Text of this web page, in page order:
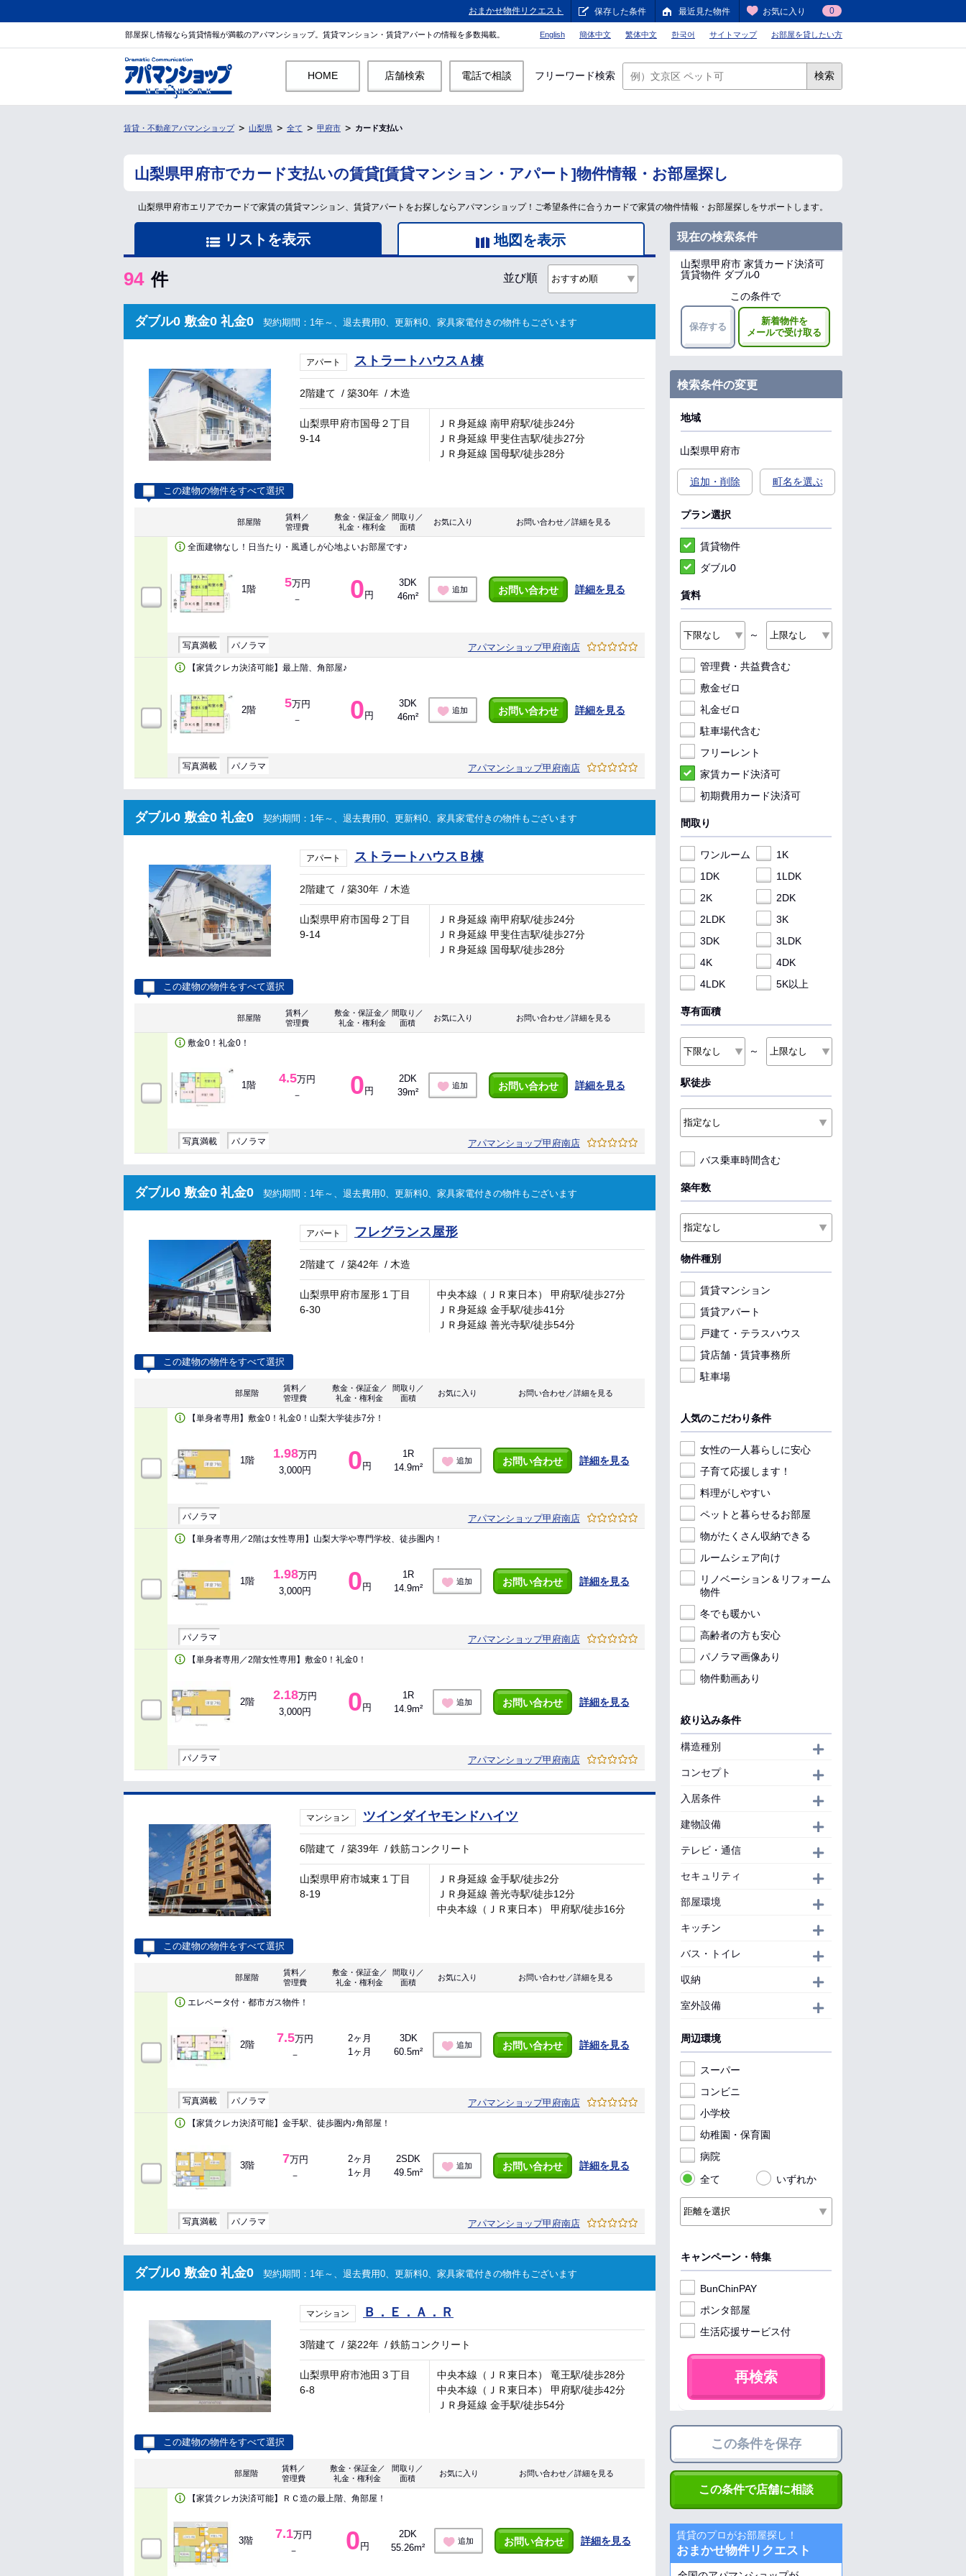
おまかせ物件リクエスト 保存した条件 最近見た物件 お気に入り 0
部屋探し情報なら賃貸情報が満載のアパマンショップ。賃貸マンション・賃貸アパートの情報を多数掲載。 English 簡体中文 繁体中文 한국어 サイトマップ お部屋を貸したい方
HOME 店舗検索 電話で相談 フリーワード検索 検索
賃貸・不動産アパマンショップ 山梨県 全て 甲府市 カード支払い
山梨県甲府市でカード支払いの賃貸[賃貸マンション・アパート]物件情報・お部屋探し
山梨県甲府市エリアでカードで家賃の賃貸マンション、賃貸アパートをお探しならアパマンショップ！ご希望条件に合うカードで家賃の物件情報・お部屋探しをサポートします。
リストを表示 地図を表示
94 件 並び順
ダブル0 敷金0 礼金0 契約期間：1年～、退去費用0、更新料0、家具家電付きの物件もございます
アパート ストラートハウスＡ棟
2階建て /築30年 / 木造
山梨県甲府市国母２丁目
9-14
ＪＲ身延線 南甲府駅/徒歩24分
ＪＲ身延線 甲斐住吉駅/徒歩27分
ＪＲ身延線 国母駅/徒歩28分
この建物の物件をすべて選択
部屋階
賃料／
管理費
敷金・保証金／
礼金・権利金
間取り／
面積
お気に入り お問い合わせ／詳細を見る
全面建物なし！日当たり・風通しが心地よいお部屋です♪
1階 5万円
－
0 円
3DK
46m²
追加 お問い合わせ 詳細を見る
写真満載 パノラマ アパマンショップ甲府南店
【家賃クレカ決済可能】最上階、角部屋♪
2階 5万円
－
0 円
3DK
46m²
追加 お問い合わせ 詳細を見る
写真満載 パノラマ アパマンショップ甲府南店
ダブル0 敷金0 礼金0 契約期間：1年～、退去費用0、更新料0、家具家電付きの物件もございます
アパート ストラートハウスＢ棟
2階建て /築30年 / 木造
山梨県甲府市国母２丁目
9-14
ＪＲ身延線 南甲府駅/徒歩24分
ＪＲ身延線 甲斐住吉駅/徒歩27分
ＪＲ身延線 国母駅/徒歩28分
この建物の物件をすべて選択
部屋階
賃料／
管理費
敷金・保証金／
礼金・権利金
間取り／
面積
お気に入り お問い合わせ／詳細を見る
敷金0！礼金0！
1階 4.5万円
－
0 円
2DK
39m²
追加 お問い合わせ 詳細を見る
写真満載 パノラマ アパマンショップ甲府南店
ダブル0 敷金0 礼金0 契約期間：1年～、退去費用0、更新料0、家具家電付きの物件もございます
アパート フレグランス屋形
2階建て /築42年 / 木造
山梨県甲府市屋形１丁目
6-30
中央本線（ＪＲ東日本） 甲府駅/徒歩27分
ＪＲ身延線 金手駅/徒歩41分
ＪＲ身延線 善光寺駅/徒歩54分
この建物の物件をすべて選択
部屋階
賃料／
管理費
敷金・保証金／
礼金・権利金
間取り／
面積
お気に入り お問い合わせ／詳細を見る
【単身者専用】敷金0！礼金0！山梨大学徒歩7分！
1階 1.98万円
3,000円
0 円
1R
14.9m²
追加 お問い合わせ 詳細を見る
パノラマ アパマンショップ甲府南店
【単身者専用／2階は女性専用】山梨大学や専門学校、徒歩圏内！
1階 1.98万円
3,000円
0 円
1R
14.9m²
追加 お問い合わせ 詳細を見る
パノラマ アパマンショップ甲府南店
【単身者専用／2階女性専用】敷金0！礼金0！
2階 2.18万円
3,000円
0 円
1R
14.9m²
追加 お問い合わせ 詳細を見る
パノラマ アパマンショップ甲府南店
マンション ツインダイヤモンドハイツ
6階建て /築39年 /鉄筋コンクリート
山梨県甲府市城東１丁目
8-19
ＪＲ身延線 金手駅/徒歩2分
ＪＲ身延線 善光寺駅/徒歩12分
中央本線（ＪＲ東日本） 甲府駅/徒歩16分
この建物の物件をすべて選択
部屋階
賃料／
管理費
敷金・保証金／
礼金・権利金
間取り／
面積
お気に入り お問い合わせ／詳細を見る
エレベータ付・都市ガス物件！
2階 7.5万円
－
2ヶ月
1ヶ月
3DK
60.5m²
追加 お問い合わせ 詳細を見る
写真満載 パノラマ アパマンショップ甲府南店
【家賃クレカ決済可能】金手駅、徒歩圏内♪角部屋！
3階 7万円
－
2ヶ月
1ヶ月
2SDK
49.5m²
追加 お問い合わせ 詳細を見る
写真満載 パノラマ アパマンショップ甲府南店
ダブル0 敷金0 礼金0 契約期間：1年～、退去費用0、更新料0、家具家電付きの物件もございます
マンション Ｂ．Ｅ．Ａ．Ｒ
3階建て /築22年 /鉄筋コンクリート
山梨県甲府市池田３丁目
6-8
中央本線（ＪＲ東日本） 竜王駅/徒歩28分
中央本線（ＪＲ東日本） 甲府駅/徒歩42分
ＪＲ身延線 金手駅/徒歩54分
この建物の物件をすべて選択
部屋階
賃料／
管理費
敷金・保証金／
礼金・権利金
間取り／
面積
お気に入り お問い合わせ／詳細を見る
【家賃クレカ決済可能】ＲＣ造の最上階、角部屋！
3階 7.1万円
－
0 円
2DK
55.26m²
追加 お問い合わせ 詳細を見る
現在の検索条件
山梨県甲府市 家賃カード決済可
賃貸物件 ダブル0
この条件で
保存する
新着物件を
メールで受け取る
検索条件の変更
地域
山梨県甲府市
追加・削除 町名を選ぶ
プラン選択
賃貸物件
ダブル0
賃料
～
管理費・共益費含む
敷金ゼロ
礼金ゼロ
駐車場代含む
フリーレント
家賃カード決済可
初期費用カード決済可
間取り
ワンルーム
1K
1DK
1LDK
2K
2DK
2LDK
3K
3DK
3LDK
4K
4DK
4LDK
5K以上
専有面積
～
駅徒歩
バス乗車時間含む
築年数
物件種別
賃貸マンション
賃貸アパート
戸建て・テラスハウス
貸店舗・賃貸事務所
駐車場
人気のこだわり条件
女性の一人暮らしに安心
子育て応援します！
料理がしやすい
ペットと暮らせるお部屋
物がたくさん収納できる
ルームシェア向け
リノベーション＆リフォーム
物件
冬でも暖かい
高齢者の方も安心
パノラマ画像あり
物件動画あり
絞り込み条件
構造種別
コンセプト
入居条件
建物設備
テレビ・通信
セキュリティ
部屋環境
キッチン
バス・トイレ
収納
室外設備
周辺環境
スーパー
コンビニ
小学校
幼稚園・保育園
病院
全て
いずれか
キャンペーン・特集
BunChinPAY
ポンタ部屋
生活応援サービス付
再検索
この条件を保存
この条件で店舗に相談
賃貸のプロがお部屋探し！
おまかせ物件リクエスト